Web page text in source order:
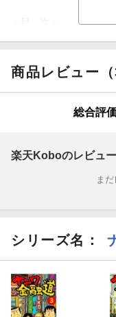
12発目 そこに地獄が待
13発目 家、売らんかい!!
17発目 ゼニを肴に桃源
18発目 なぜ市議会議員
19発目 泥船にもう一名
商品レビュー（
総合評価
楽天Koboのレビュー
ま
シリーズ名：